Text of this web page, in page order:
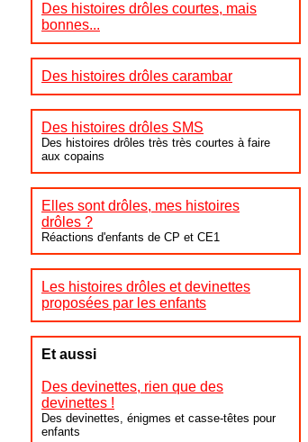
Des histoires drôles courtes, mais
bonnes...
Des histoires drôles carambar
Des histoires drôles SMS
Des histoires drôles très très courtes à faire
aux copains
Elles sont drôles, mes histoires
drôles ?
Réactions d'enfants de CP et CE1
Les histoires drôles et devinettes
proposées par les enfants
Et aussi
Des devinettes, rien que des
devinettes !
Des devinettes, énigmes et casse-têtes pour
enfants